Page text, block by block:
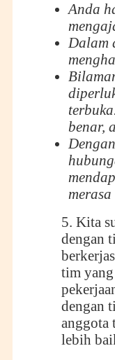
Anda
Dalam
benar,
5. Kita
dengan
tim
dengan
anggota
lebih